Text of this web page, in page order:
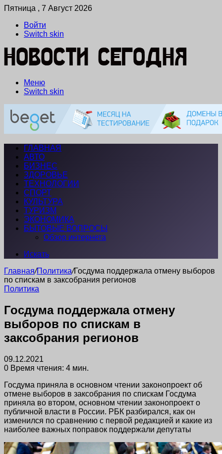
Пятница , 7 Август 2026
Войти
Switch skin
Меню
Switch skin
ГЛАВНАЯ
АВТО
БИЗНЕС
ЗДОРОВЬЕ
ТЕХНОЛОГИИ
СПОРТ
КУЛЬТУРА
ТУРИЗМ
ЭКОНОМИКА
БЫТОВЫЕ ВОПРОСЫ
Обзор интернета
Искать
Главная/Политика/Госдума поддержала отмену выборов
по спискам в заксобрания регионов
Политика
Госдума поддержала отмену
выборов по спискам в
заксобрания регионов
09.12.2021
0 Время чтения: 4 мин.
Госдума приняла в основном чтении законопроект об
отмене выборов в заксобрания по спискам Госдума
приняла во втором, основном чтении законопроект о
публичной власти в России. РБК разбирался, как он
изменился по сравнению с первой редакцией и какие из
наиболее важных поправок поддержали депутаты